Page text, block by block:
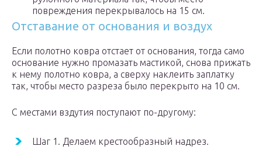
повреждения перекрывалось на 15 см.
Отставание от основания и воздух
Если полотно ковра отстает от основания, тогда само
основание нужно промазать мастикой, снова прижать
к нему полотно ковра, а сверху наклеить заплатку
так, чтобы место разреза было перекрыто на 10 см.
С местами вздутия поступают по-другому:
Шаг 1. Делаем крестообразный надрез.